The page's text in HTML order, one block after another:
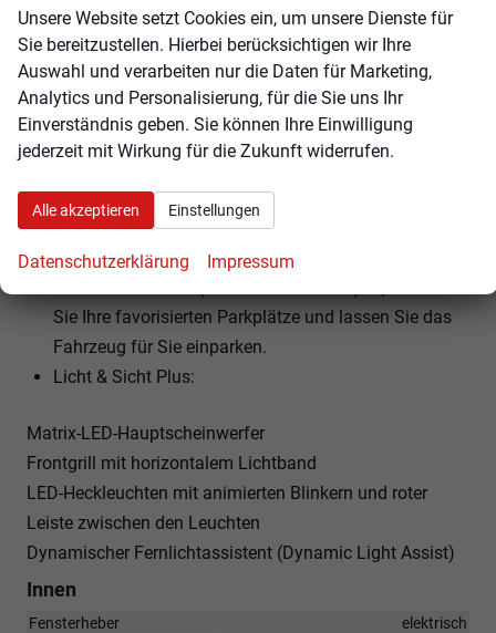
Anhängerkupplung, elektr. schwenkbar
Anhängerrangierassistent
Elektrische Heckklappe mit Komfortbedienung (Easy
Open und Close)
CANTON Soundsystem
schwarzer Dachhimmel
Vordersitze mit Memoryfunktion
Vollelektrische Reichweite: 116 Km
Anschlussgarantie 2 Jahre, maximal 120.000km
Sie Ihre favorisierten Parkplätze und lassen Sie das
Fahrzeug für Sie einparken.
Licht & Sicht Plus:
Matrix-LED-Hauptscheinwerfer
Frontgrill mit horizontalem Lichtband
LED-Heckleuchten mit animierten Blinkern und roter
Leiste zwischen den Leuchten
Dynamischer Fernlichtassistent (Dynamic Light Assist)
Innen
Fensterheber
elektrisch
Unsere Website setzt Cookies ein, um unsere Dienste für
Sie bereitzustellen. Hierbei berücksichtigen wir Ihre
Auswahl und verarbeiten nur die Daten für Marketing,
Analytics und Personalisierung, für die Sie uns Ihr
Einverständnis geben. Sie können Ihre Einwilligung
jederzeit mit Wirkung für die Zukunft widerrufen.
Alle akzeptieren Einstellungen
Datenschutzerklärung Impressum